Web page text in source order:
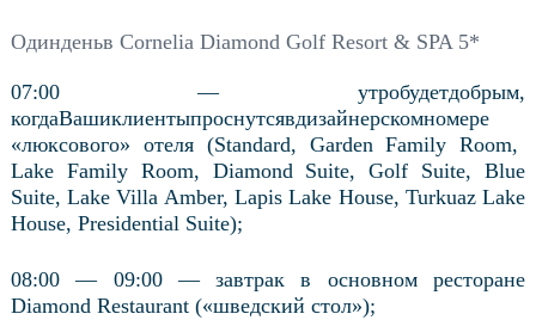
Одинденьв Cornelia Diamond Golf Resort & SPA 5*
07:00 —утробудетдобрым,
когдаВашиклиентыпроснутсявдизайнерскомномере
«люксового» отеля(Standard, Garden Family Room,
Lake Family Room, Diamond Suite, Golf Suite, Blue
Suite, Lake Villa Amber, Lapis Lake House, Turkuaz Lake
House, Presidential Suite);
08:00 — 09:00 — завтрак в основном ресторане
Diamond Restaurant («шведский стол»);